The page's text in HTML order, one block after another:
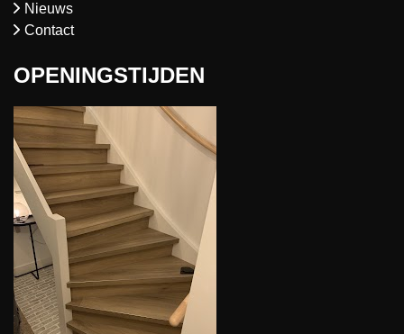
Nieuws
Contact
OPENINGSTIJDEN